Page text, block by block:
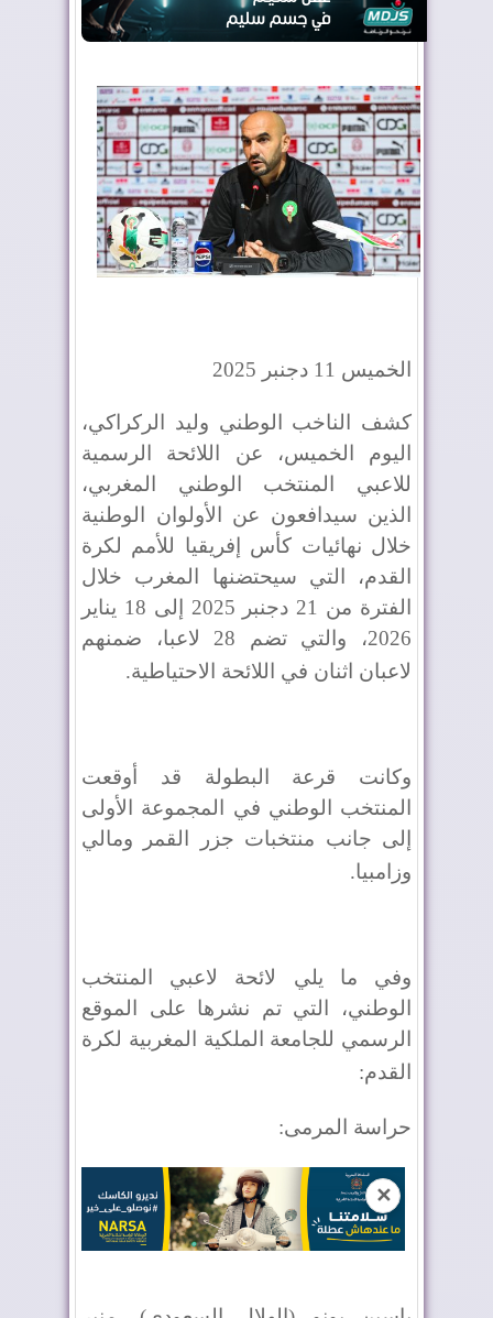
الخميس 11 دجنبر 2025
كشف الناخب الوطني وليد الركراكي،
اليوم الخميس، عن اللائحة الرسمية
للاعبي المنتخب الوطني المغربي،
الذين سيدافعون عن الأولوان الوطنية
خلال نهائيات كأس إفريقيا للأمم لكرة
القدم، التي سيحتضنها المغرب خلال
الفترة من 21 دجنبر 2025 إلى 18 يناير
2026، والتي تضم 28 لاعبا، ضمنهم
لاعبان اثنان في اللائحة الاحتياطية.
وكانت قرعة البطولة قد أوقعت
المنتخب الوطني في المجموعة الأولى
إلى جانب منتخبات جزر القمر ومالي
وزامبيا.
وفي ما يلي لائحة لاعبي المنتخب
الوطني، التي تم نشرها على الموقع
الرسمي للجامعة الملكية المغربية لكرة
القدم:
حراسة المرمى:
✕